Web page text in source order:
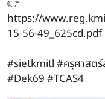
👉
https://
15-56-49_625cd.pdf
#sietkmitl #ครุศาสตร์
#Dek69 #TCAS4